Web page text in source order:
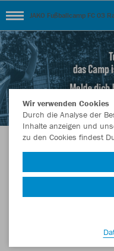
JAKO Fußballcamp FC 03
Herzlich
Wir verwenden Cookies
Durch die Analyse der
Inhalte anzeigen und
zu den Cookies findest